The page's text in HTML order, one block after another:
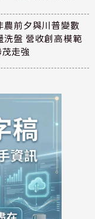
農前夕與川普變數
洗盤 營收創高模範
走強